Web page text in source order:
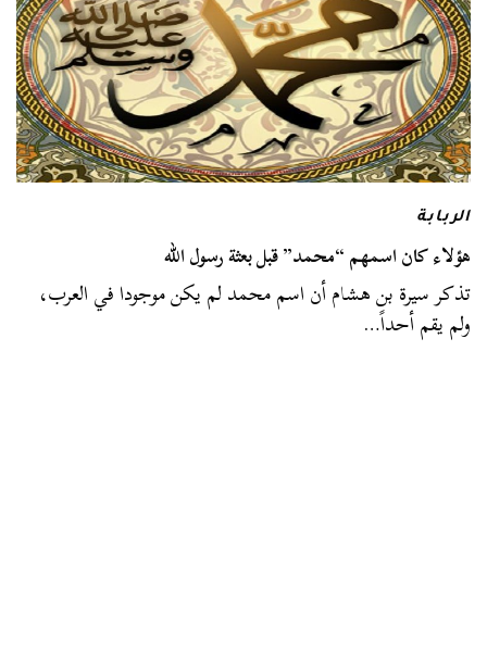
الربابة
هؤلاء كان اسمهم “محمد” قبل بعثة رسول الله
تذكر سيرة بن هشام أن اسم محمد لم يكن موجودا في العرب،
ولم يقم أحداً…